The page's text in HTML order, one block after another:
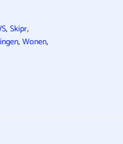
, Skipr,
, Wonen,